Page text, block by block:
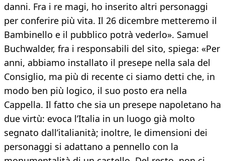
danni. Fra i re magi, ho inserito altri personaggi
per conferire più vita. Il 26 dicembre metteremo il
Bambinello e il pubblico potrà vederlo». Samuel
Buchwalder, fra i responsabili del sito, spiega: «Per
anni, abbiamo installato il presepe nella sala del
Consiglio, ma più di recente ci siamo detti che, in
modo ben più logico, il suo posto era nella
Cappella. Il fatto che sia un presepe napoletano ha
due virtù: evoca l’Italia in un luogo già molto
segnato dall’italianità; inoltre, le dimensioni dei
personaggi si adattano a pennello con la